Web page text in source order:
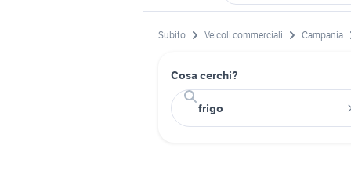
Subito Veicoli commerciali Campania
Cosa cerchi?